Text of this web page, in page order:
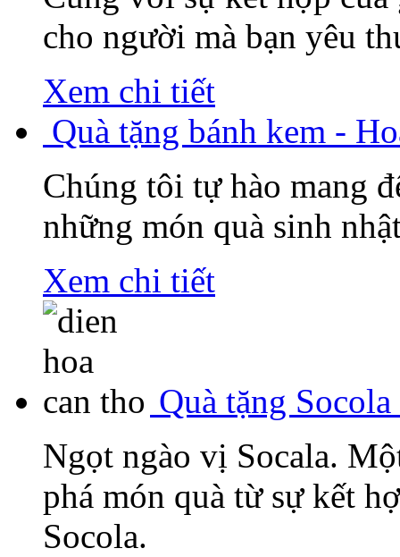
cho người mà bạn yêu
Xem chi tiết
Quà tặng bánh kem -
Chúng tôi tự hào mang
những món quà sinh
Xem chi tiết
Quà tặng
Ngọt ngào vị Socala.
phá món quà từ sự kết
Socola.